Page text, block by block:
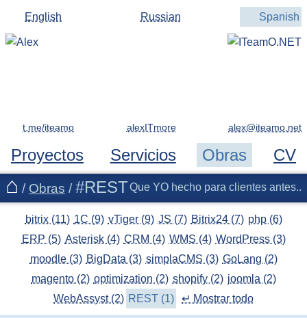
English Russian Spanish
Proyectos Servicios Obras CV
t.me/iteamo alexITmore
/ Obras / #RESTQue YO hecho para clientes antes..
bitrix (11) 1C (9) vTiger (9) JS (7) Bitrix24 (7) php (6)
ERP (5) Asterisk (4) CRM (4) WMS (4) WordPress (3)
moodle (3) BigData (3) simplaCMS (3) GoLang (2)
magento (2) optimization (2) shopify (2) joomla (2)
WebAssyst (2) REST (1) ↵ Mostrar todo